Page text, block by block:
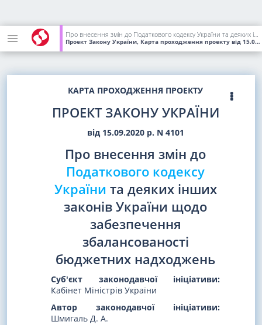
Про внесення змін до Податкового кодексу України та деяких інших законів України щодо забезпечення збалансованості бюджетних надходжень
Проект Закону України, Карта проходження проекту від 15.09.2020
КАРТА ПРОХОДЖЕННЯ ПРОЕКТУ
ПРОЕКТ ЗАКОНУ УКРАЇНИ
від 15.09.2020 р. N 4101
Про внесення змін до
Податкового кодексу
України та деяких інших
законів України щодо
забезпечення
збалансованості
бюджетних надходжень
Суб'єкт законодавчої ініціативи:
Кабінет Міністрів України
Автор законодавчої ініціативи:
Шмигаль Д. А.